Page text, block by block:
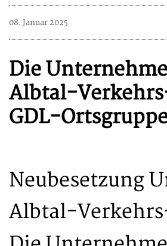
08. Januar 2025
Die
Albtal-
GDL-
Neubesetzung
Albtal-